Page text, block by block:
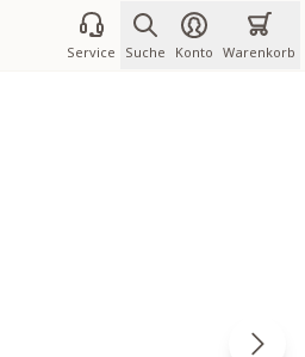
Service Suche Konto Warenkorb